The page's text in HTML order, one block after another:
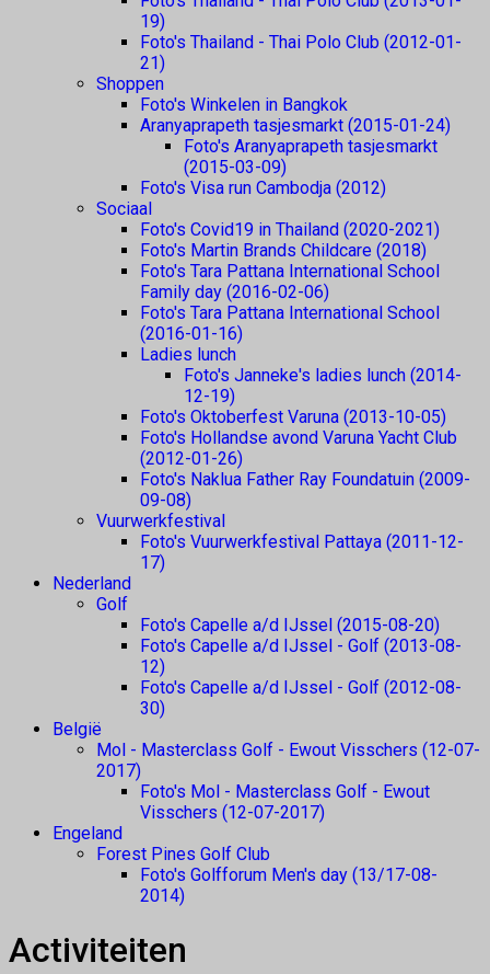
19)
Foto's Thailand - Thai Polo Club (2012-01-
21)
Shoppen
Foto's Winkelen in Bangkok
Aranyaprapeth tasjesmarkt (2015-01-24)
Foto's Aranyaprapeth tasjesmarkt
(2015-03-09)
Foto's Visa run Cambodja (2012)
Sociaal
Foto's Covid19 in Thailand (2020-2021)
Foto's Martin Brands Childcare (2018)
Foto's Tara Pattana International School
Family day (2016-02-06)
Foto's Tara Pattana International School
(2016-01-16)
Ladies lunch
Foto's Janneke's ladies lunch (2014-
12-19)
Foto's Oktoberfest Varuna (2013-10-05)
Foto's Hollandse avond Varuna Yacht Club
(2012-01-26)
Foto's Naklua Father Ray Foundatuin (2009-
09-08)
Vuurwerkfestival
Foto's Vuurwerkfestival Pattaya (2011-12-
17)
Nederland
Golf
Foto's Capelle a/d IJssel (2015-08-20)
Foto's Capelle a/d IJssel - Golf (2013-08-
12)
Foto's Capelle a/d IJssel - Golf (2012-08-
30)
België
Mol - Masterclass Golf - Ewout Visschers (12-07-
2017)
Foto's Mol - Masterclass Golf - Ewout
Visschers (12-07-2017)
Engeland
Forest Pines Golf Club
Foto's Golfforum Men's day (13/17-08-
2014)
Activiteiten